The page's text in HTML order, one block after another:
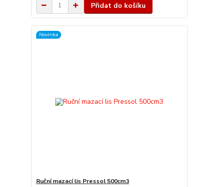
Přidat do košíku
Novinka
Ruční mazací lis Pressol 500cm3